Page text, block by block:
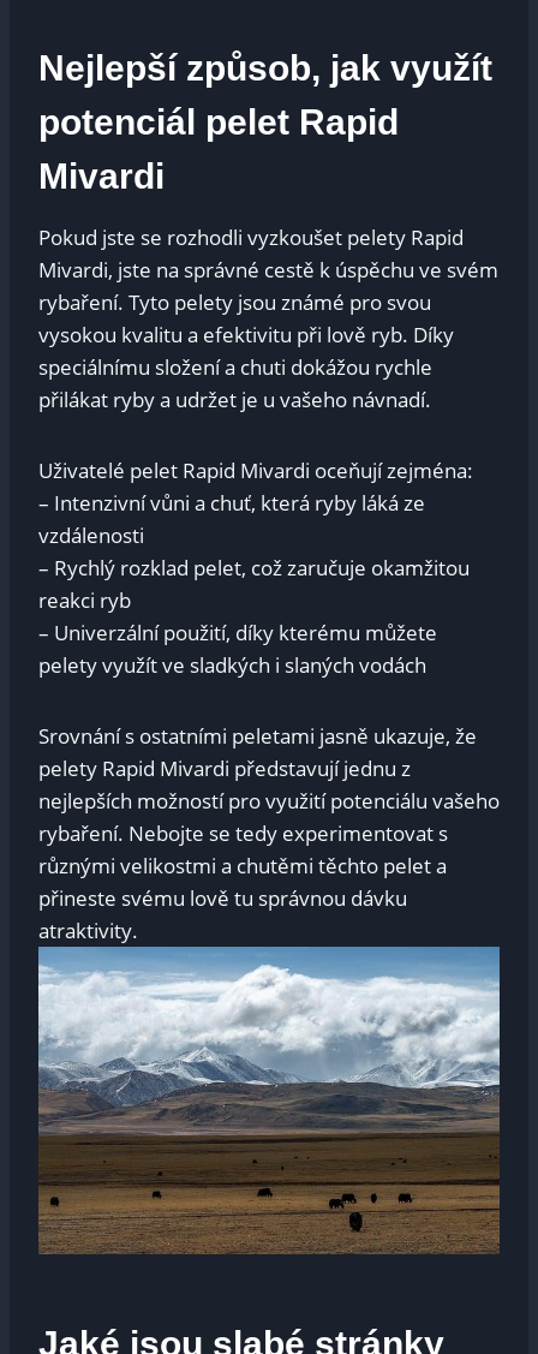
Nejlepší způsob, jak využít
potenciál pelet Rapid
Mivardi
Pokud jste se ‍rozhodli vyzkoušet pelety⁢ Rapid
Mivardi, jste na ​správné cestě ‌k úspěchu ve svém
rybaření. Tyto pelety jsou známé ​pro svou
‍vysokou kvalitu a efektivitu při ⁢lově ryb. Díky
speciálnímu složení a chuti dokážou rychle
přilákat ​ryby a udržet ‍je u ​vašeho​ návnadí.
Uživatelé pelet Rapid Mivardi ‍oceňují‍ zejména:
– Intenzivní vůni​ a chuť,⁢ která ryby ‌láká ze
vzdálenosti
– Rychlý‍ rozklad pelet, ​což zaručuje okamžitou
reakci ryb
– Univerzální použití, díky kterému můžete
pelety ​využít ‍ve sladkých i ‌slaných vodách
Srovnání s ostatními⁢ peletami jasně ​ukazuje, že ​
pelety ⁤Rapid Mivardi představují jednu z⁤
nejlepších možností pro využití ⁣potenciálu ⁢vašeho
rybaření. Nebojte se tedy experimentovat s
různými velikostmi a chutěmi těchto pelet ‍a
přineste svému lově tu správnou dávku
⁤atraktivity.
Jaké jsou slabé stránky